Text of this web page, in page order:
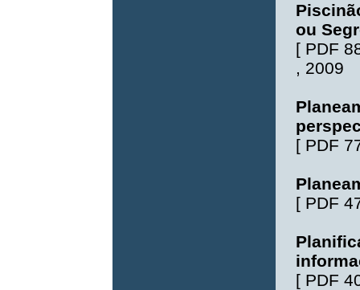
ou
[ PDF
, 2009
[ PDF
[ PDF
[ PDF